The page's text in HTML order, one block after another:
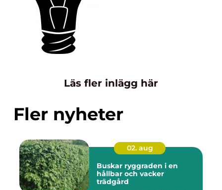
Läs fler inlägg här
Fler nyheter
02. aug
Buskar ryggraden i en
hållbar och vacker
trädgård